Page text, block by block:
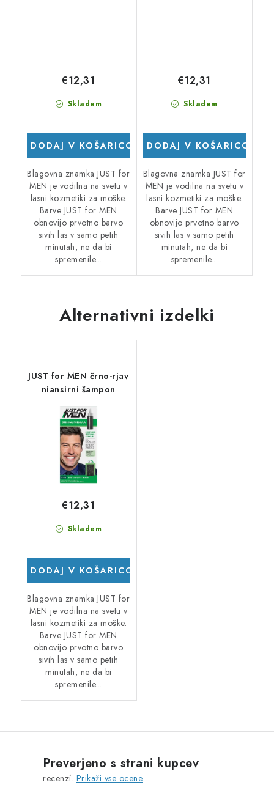
Skladem
€12,31
DODAJ V KOŠARICO
Blagovna znamka JUST for
MEN je vodilna na svetu v
lasni kozmetiki za moške.
Barve JUST for MEN
obnovijo prvotno barvo
sivih las v samo petih
minutah, ne da bi
spremenile...
Skladem
€12,31
DODAJ V KOŠARICO
Blagovna znamka JUST for
MEN je vodilna na svetu v
lasni kozmetiki za moške.
Barve JUST for MEN
obnovijo prvotno barvo
sivih las v samo petih
minutah, ne da bi
spremenile...
Alternativni izdelki
JUST for MEN črno-rjav
niansirni šampon
Skladem
€12,31
DODAJ V KOŠARICO
Blagovna znamka JUST for
MEN je vodilna na svetu v
lasni kozmetiki za moške.
Barve JUST for MEN
obnovijo prvotno barvo
sivih las v samo petih
minutah, ne da bi
spremenile...
Preverjeno s strani kupcev
recenzí. Prikaži vse ocene